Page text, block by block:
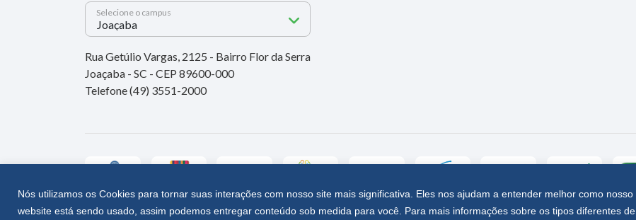
Nós utilizamos os Cookies para tornar suas interações com nosso site mais significativa. Eles nos ajudam a entender melhor como nosso
website está sendo usado, assim podemos entregar conteúdo sob medida para você. Para mais informações sobre os tipos diferentes de
Selecione o campus
Rua Getúlio Vargas, 2125 - Bairro Flor da Serra
Joaçaba - SC - CEP 89600-000
Telefone (49) 3551-2000